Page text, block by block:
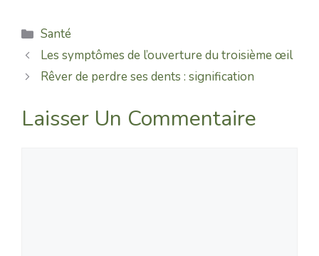
Catégories
Santé
Les symptômes de l’ouverture du troisième œil
Rêver de perdre ses dents : signification
Laisser Un Commentaire